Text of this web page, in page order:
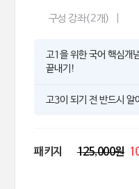
구성 강좌(2개)
고1을 위한 국어 핵심
끝내기!
고3이 되기 전 반드시
패키지 125,000원